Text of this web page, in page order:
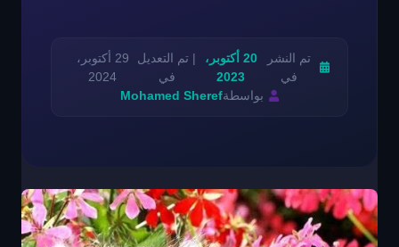
تم النشر
في
20 أكتوبر،
2023
| تم التعديل
في
29 أكتوبر،
2024
بواسطةMohamed Sheref